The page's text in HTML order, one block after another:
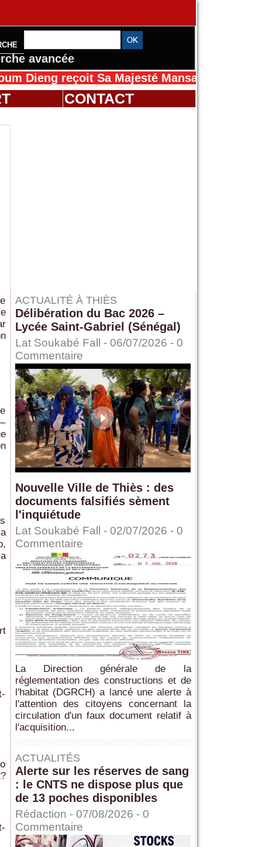
avancée
Sa Majesté Mansah Cissé au Sénégal
CONTACT
ACTUALITÉ À THIÈS
Délibération du Bac 2026 –
Lycée Saint-Gabriel (Sénégal)
Lat Soukabé Fall - 06/07/2026 - 0
Commentaire
Nouvelle Ville de Thiès : des
documents falsifiés sèment
l'inquiétude
Lat Soukabé Fall - 02/07/2026 - 0
Commentaire
La Direction générale de la
réglementation des constructions et de
l'habitat (DGRCH) a lancé une alerte à
l'attention des citoyens concernant la
circulation d'un faux document relatif à
l'acquisition...
ACTUALITÉS
Alerte sur les réserves de sang
: le CNTS ne dispose plus que
de 13 poches disponibles
Rédaction - 07/08/2026 - 0
Commentaire